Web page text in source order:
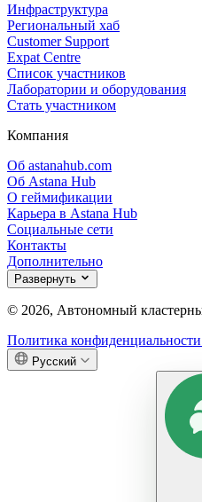
Инфраструктура
Региональный хаб
Customer Support
Expat Centre
Список участников
Лаборатории и оборудования
Стать участником
Компания
Об astanahub.com
Об Astana Hub
О геймификации
Карьера в Astana Hub
Социальные сети
Контакты
Дополнительно
Развернуть
© 2026, Автономный
Политика конфиденциальности
Русский